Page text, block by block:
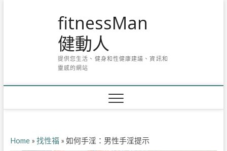
fitnessMan
健動人
提供您生活、健身和性健康建議、資訊和
靈感的網站
Home» 找性福 » 如何手淫：男性手淫提示